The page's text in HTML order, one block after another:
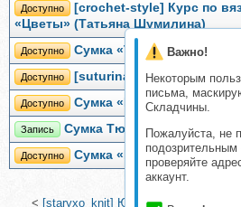
Важно!
Некоторым
письма,
Складчины.
Пожалуйста, не
проверяйте
аккаунт.
Доступно
[crochet-style] Курс по
«Цветы» (Татьяна Шумилина)
Доступно Сумка «Таблетка»
Доступно [suturina_knit] Сумка
Доступно Сумка «Помпоны»
Запись Сумка Тюльпан (Оксана
Доступно Сумка «Берта»
< [staryxo_knit] Юбка Motive (Юлия